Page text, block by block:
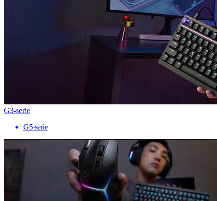
G3-serie
G5-serie